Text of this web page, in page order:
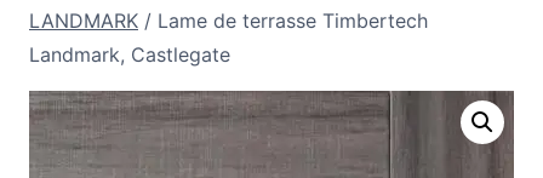
LANDMARK / Lame de terrasse Timbertech
Landmark, Castlegate